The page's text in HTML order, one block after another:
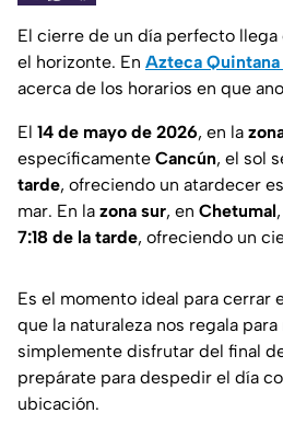
El cierre de un día perfecto
el horizonte. En Azteca Quintana
acerca de los horarios en que
El 14 de mayo de 2026, en la
específicamente Cancún, el sol
tarde, ofreciendo un atardecer
mar. En la zona sur, en Chetumal
7:18 de la tarde, ofreciendo un
Es el momento ideal para cerrar
que la naturaleza nos regala
simplemente disfrutar del final
prepárate para despedir el día
ubicación.